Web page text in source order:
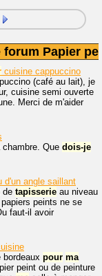
forum Papier
cuisine cappuccino
(café au lait), je
cuisine semi ouverte
Merci de m'aider
Que dois-je
d'un angle saillant
de tapisserie au niveau
peints ne se
faut-il avoir
bordeaux pour ma
peint ou de peinture